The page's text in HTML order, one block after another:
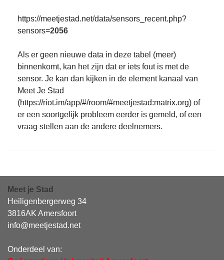
https://meetjestad.net/data/sensors_recent.php?
sensors=2056
Als er geen nieuwe data in deze tabel (meer)
binnenkomt, kan het zijn dat er iets fout is met de
sensor. Je kan dan kijken in de element kanaal van
Meet Je Stad
(https://riot.im/app/#/room/#meetjestad:matrix.org) of
er een soortgelijk probleem eerder is gemeld, of een
vraag stellen aan de andere deelnemers.
Meet je Stad
Heiligenbergerweg 34
3816AK Amersfoort
info@meetjestad.net
Onderdeel van: